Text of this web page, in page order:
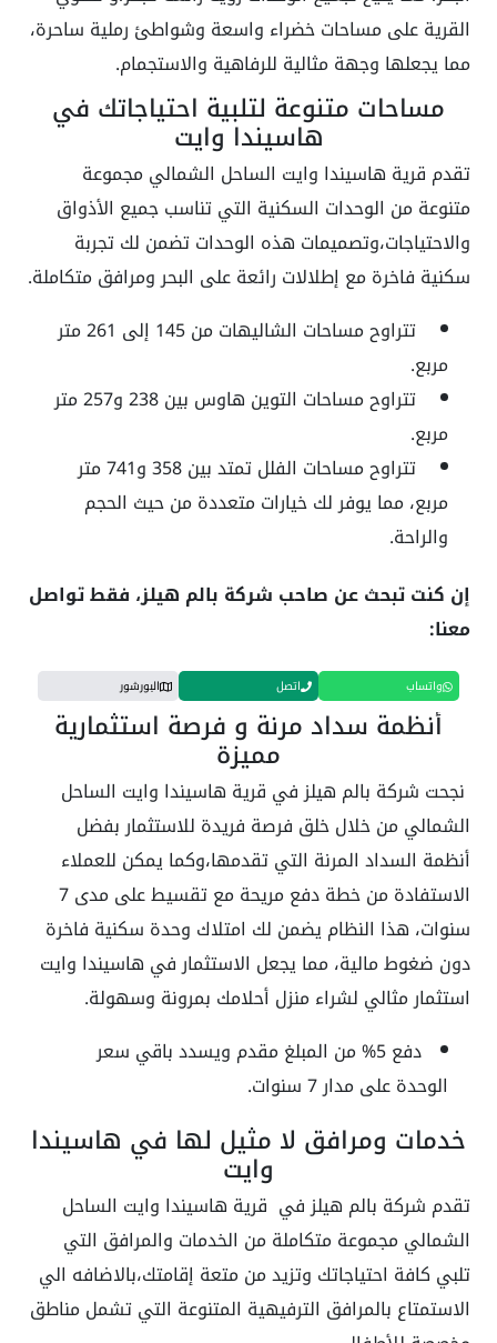
القرية على مساحات خضراء واسعة وشواطئ رملية ساحرة،
مما يجعلها وجهة مثالية للرفاهية والاستجمام.
مساحات متنوعة لتلبية احتياجاتك في
هاسيندا وايت
تقدم قرية هاسيندا وايت الساحل الشمالي مجموعة
متنوعة من الوحدات السكنية التي تناسب جميع الأذواق
والاحتياجات،وتصميمات هذه الوحدات تضمن لك تجربة
سكنية فاخرة مع إطلالات رائعة على البحر ومرافق متكاملة.
تتراوح مساحات الشاليهات من 145 إلى 261 متر
مربع.
تتراوح مساحات التوين هاوس بين 238 و257 متر
مربع.
تتراوح مساحات الفلل تمتد بين 358 و741 متر
مربع، مما يوفر لك خيارات متعددة من حيث الحجم
والراحة.
إن كنت تبحث عن صاحب شركة بالم هيلز، فقط تواصل
معنا:
واتساب اتصل البورشور
أنظمة سداد مرنة و فرصة استثمارية
مميزة
نجحت شركة بالم هيلز في قرية هاسيندا وايت الساحل
الشمالي من خلال خلق فرصة فريدة للاستثمار بفضل
أنظمة السداد المرنة التي تقدمها،وكما يمكن للعملاء
الاستفادة من خطة دفع مريحة مع تقسيط على مدى 7
سنوات، هذا النظام يضمن لك امتلاك وحدة سكنية فاخرة
دون ضغوط مالية، مما يجعل الاستثمار في هاسيندا وايت
استثمار مثالي لشراء منزل أحلامك بمرونة وسهولة.
دفع 5% من المبلغ مقدم ويسدد باقي سعر
الوحدة على مدار 7 سنوات.
خدمات ومرافق لا مثيل لها في هاسيندا
وايت
تقدم شركة بالم هيلز في قرية هاسيندا وايت الساحل
الشمالي مجموعة متكاملة من الخدمات والمرافق التي
تلبي كافة احتياجاتك وتزيد من متعة إقامتك،بالاضافه الي
الاستمتاع بالمرافق الترفيهية المتنوعة التي تشمل مناطق